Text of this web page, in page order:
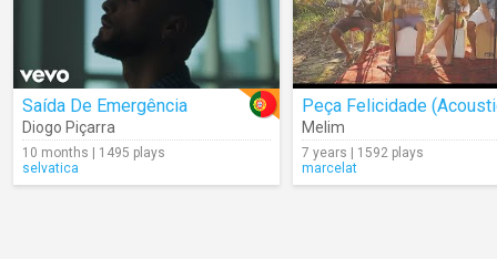
Saída De Emergência
Diogo Piçarra
10 months | 1495 plays
selvatica
Peça Felicidade
Melim
7 years | 1592 plays
marcelat